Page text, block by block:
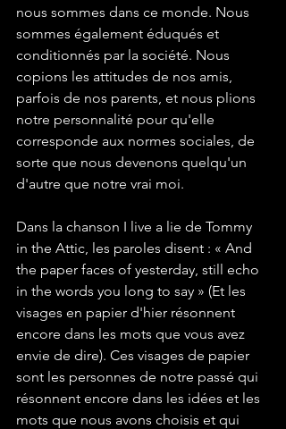
nous sommes dans ce monde. Nous
sommes également éduqués et
conditionnés par la société. Nous
copions les attitudes de nos amis,
parfois de nos parents, et nous plions
notre personnalité pour qu'elle
corresponde aux normes sociales, de
sorte que nous devenons quelqu'un
d'autre que notre vrai moi.
Dans la chanson I live a lie de Tommy
in the Attic, les paroles disent : « And
the paper faces of yesterday, still echo
in the words you long to say » (Et les
visages en papier d'hier résonnent
encore dans les mots que vous avez
envie de dire). Ces visages de papier
sont les personnes de notre passé qui
résonnent encore dans les idées et les
mots que nous avons choisis et qui